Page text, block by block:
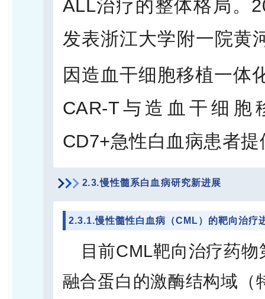
ALL治疗的整体格局。
发表浙江大学附一院黄
因造血干细胞移植一体
CAR-T与造血干细
CD7+急性白血病患者
2.3.慢性髓系白血病研究新进展
2.3.1.慢性髓性白血病（CML）的靶向治疗
目前CML靶向治疗药
融合蛋白的激酶结构域（